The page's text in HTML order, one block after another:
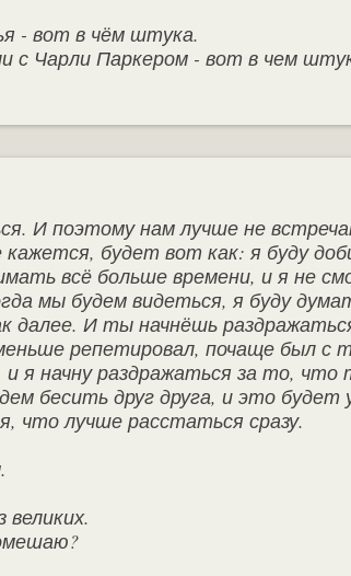
- вот в чём штука.
с Чарли Паркером - вот в чем
И поэтому нам лучше не
будет вот как: я буду
всё больше времени, и я не
мы будем видеться, я буду
далее. И ты начнёшь
репетировал, почаще был с
и я начну раздражаться за то,
бесить друг друга, и это будет
что лучше расстаться сразу.